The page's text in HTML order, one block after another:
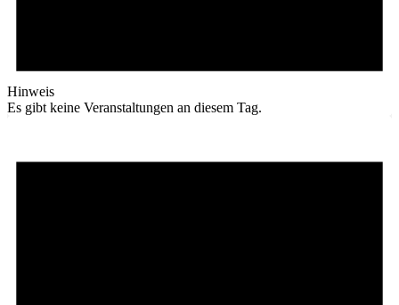
Hinweis
Es gibt keine Veranstaltungen an diesem Tag.